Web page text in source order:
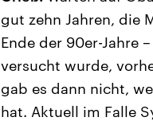
gut zehn Jahren, die
Ende der 90er-Jahre
versucht wurde,
gab es dann nicht,
hat. Aktuell im Falle